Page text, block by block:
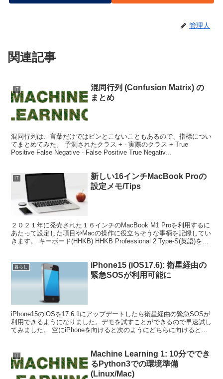
管理人
関連記事
IT
混同行列 (Confusion Matrix) の
まとめ
混同行列は、言葉だけではピンとこないこともあるので、指標につい
てまとめてみた。 予測されたクラス + - 実際のクラス + True
Positive False Negative - False Positive True Negativ...
IT
新しい16インチMacBook Proの
設定メモ/Tips
２０２１年に発売された１６インチのMacBook M1 Proを利用するに
あたって設定した項目やMacの操作に役立ちそうな事柄を記録してい
きます。 キーボード(HHKB) HHKB Professional 2 Type-S(英語)を長
暮らし
iPhone15 (iOS17.6): 衛星経由の
緊急SOSが利用可能に
iPhone15のiOSを17.6.1にアップデートしたら衛星経由の緊急SOSが
利用できるようになりました。デモを試すことができるので早速試し
てみました。 空にiPhoneを向けると次のようにどちらに向けるとい
IT
Machine Learning 1: 10分ででき
るPython3での環境準備
(Linux/Mac)